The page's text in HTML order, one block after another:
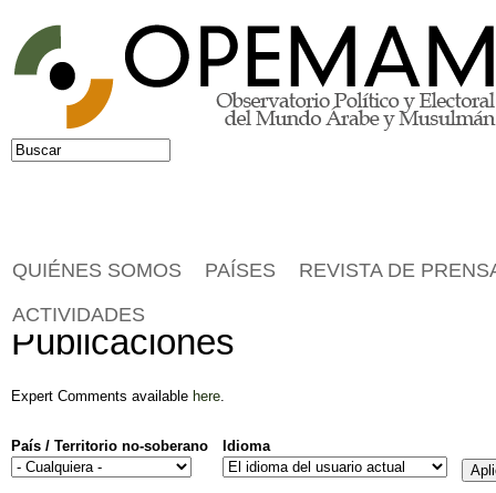
Jump to navigation
Formulario de búsqueda
Buscar
Publicaciones
Expert Comments available here.
País / Territorio no-soberano Idioma
QUIÉNES SOMOS PAÍSES REVISTA DE
ACTIVIDADES